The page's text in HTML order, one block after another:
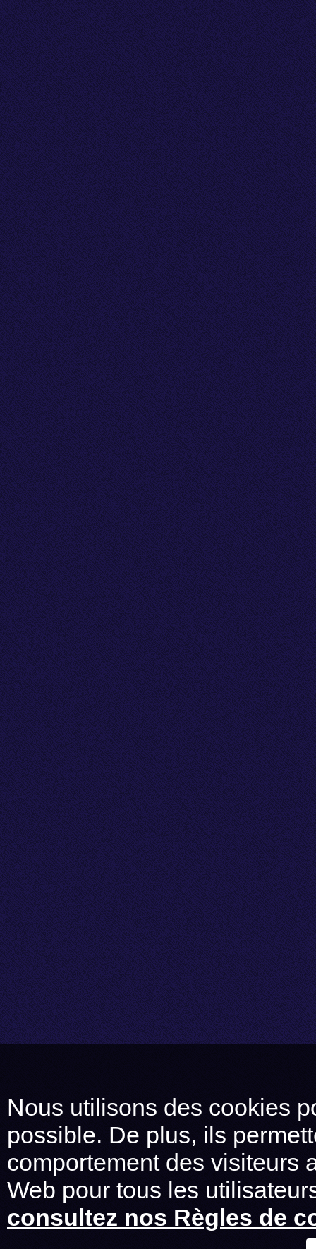
Nous utilisons des cookies
possible. De plus, ils
comportement des visiteurs
Web pour tous les
consultez nos Règles de